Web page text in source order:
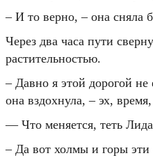
– И то верно, – она сняла
Через два часа пути
растительностью.
– Давно я этой дорогой не
она вздохнула, – эх,
— Что меняется, теть
– Да вот холмы и горы эти